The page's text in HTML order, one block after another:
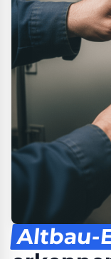
Altbau-